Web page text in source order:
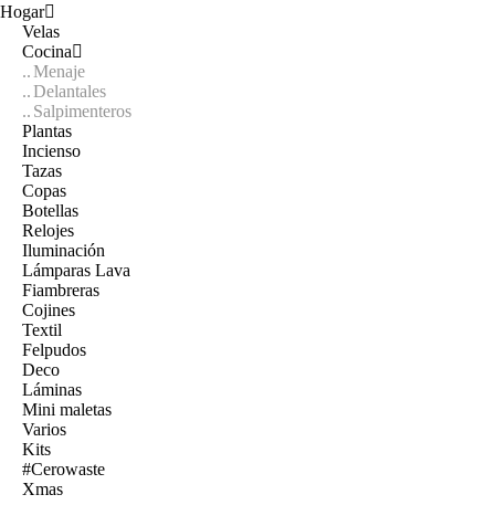
Hogar
Velas
Cocina
Menaje
Delantales
Salpimenteros
Plantas
Incienso
Tazas
Copas
Botellas
Relojes
Iluminación
Lámparas Lava
Fiambreras
Cojines
Textil
Felpudos
Deco
Láminas
Mini maletas
Varios
Kits
#Cerowaste
Xmas